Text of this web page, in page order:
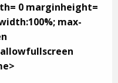
0 marginheight=
max-